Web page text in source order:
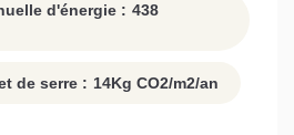
d'énergie : 438
de serre : 14Kg CO2/m2/an